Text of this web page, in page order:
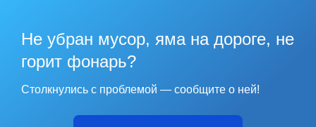
Не убран мусор, яма на дороге, не
горит фонарь?
Столкнулись с проблемой — сообщите о ней!